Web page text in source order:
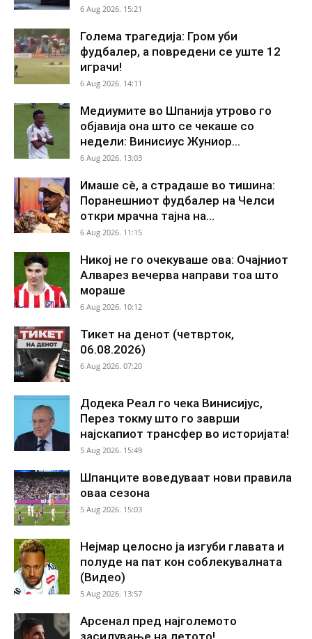
6 Aug 2026. 15:21
Голема трагедија: Гром уби
фудбалер, а повредени се уште 12
играчи!
6 Aug 2026. 14:11
Медиумите во Шпанија утрово го
објавија она што се чекаше со
недели: Винисиус Жуниор...
6 Aug 2026. 13:03
Имаше сè, а страдаше во тишина:
Поранешниот фудбалер на Челси
откри мрачна тајна на...
6 Aug 2026. 11:15
Никој не го очекуваше ова: Очајниот
Алварез вечерва направи тоа што
мораше
6 Aug 2026. 10:12
Тикет на денот (четврток,
06.08.2026)
6 Aug 2026. 07:20
Додека Реал го чека Винисијус,
Перез токму што го заврши
најскапиот трансфер во историјата!
5 Aug 2026. 15:49
Шпанците воведуваат нови правила
оваа сезона
5 Aug 2026. 15:03
Нејмар целосно ја изгуби главата и
полуде на пат кон соблекувалната
(Видео)
5 Aug 2026. 13:57
Арсенал пред најголемото
засилување на летото!